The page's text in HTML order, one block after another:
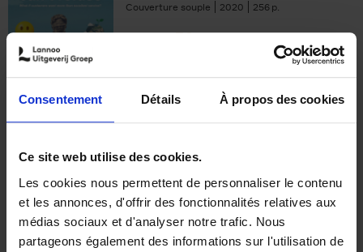
Consentement Détails À propos des cookies
Ce site web utilise des cookies.
Les cookies nous permettent de personnaliser le contenu
et les annonces, d'offrir des fonctionnalités relatives aux
médias sociaux et d'analyser notre trafic. Nous
partageons également des informations sur l'utilisation de
Couverture souple
2020 256
€37,50
Building Bonds = Building
Business
Jochen Roef Jozefien De Feyter
Carolien Boom
Couverture souple
2025 200